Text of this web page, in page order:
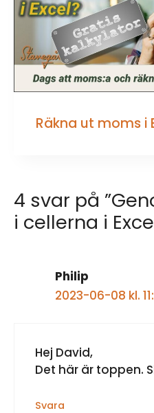
Räkna ut moms i
4 svar på
i cellerna i
Philip
2023-06-08 kl.
Hej David,
Det här är toppen.
Svara